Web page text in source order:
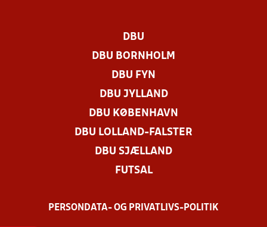
DBU
DBU BORNHOLM
DBU FYN
DBU JYLLAND
DBU KØBENHAVN
DBU LOLLAND-FALSTER
DBU SJÆLLAND
FUTSAL
PERSONDATA- OG PRIVATLIVS-POLITIK